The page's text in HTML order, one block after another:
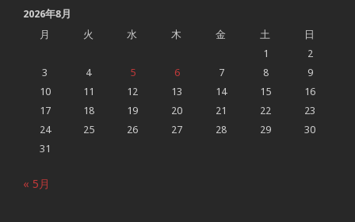
2026年8月
月
火 水 木 金 土
日
1
2
3
4 5 6 7 8
9
10
11 12 13 14 15
16
17
18 19 20 21 22
23
24
25 26 27 28 29
30
31
« 5月